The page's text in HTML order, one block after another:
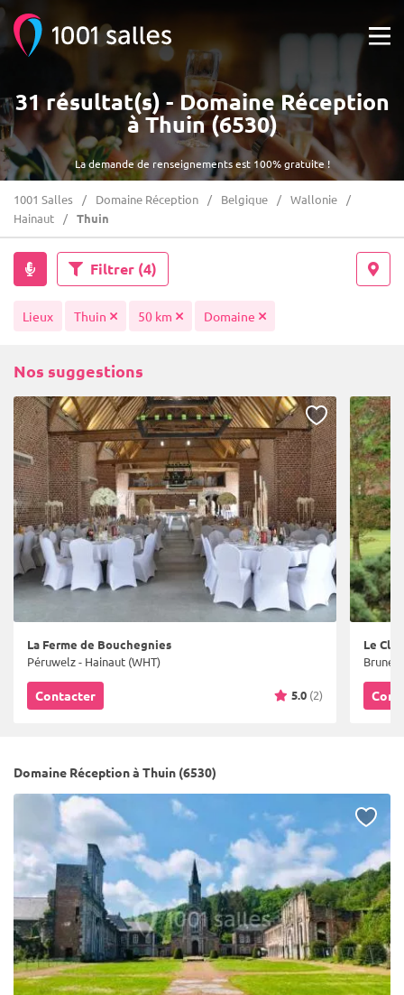
La demande de renseignements est 100% gratuite !
31 résultat(s) - Domaine Réception
à Thuin (6530)
1001 Salles Domaine Réception Belgique
Wallonie
Hainaut
Thuin
Filtrer (4)
Lieux Thuin 50 km Domaine
Nos suggestions
La Ferme de Bouchegnies
Péruwelz - Hainaut (WHT)
Contacter 5.0 (2)
Le
Domaine Réception à Thuin (6530)